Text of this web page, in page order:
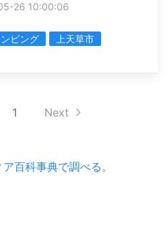
26 10:00:06
ピング
上天草市
1 Next
百科事典で調べる。